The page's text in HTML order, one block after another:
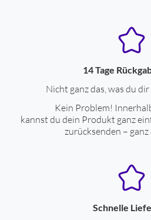
14 Tage
Nicht ganz das, was du
Kein Problem!
kannst du dein Produkt ganz
zurücksenden – ganz
Schnelle